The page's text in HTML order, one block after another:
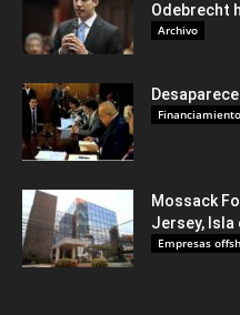
Odebrecht
Archivo
Financiamiento
Mossack
Jersey, Isla
Empresas